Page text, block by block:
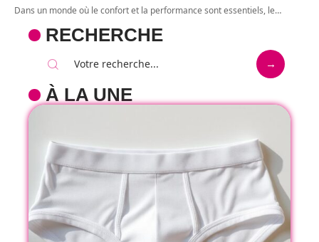
Dans un monde où le confort et la performance sont essentiels, le…
RECHERCHE
À LA UNE